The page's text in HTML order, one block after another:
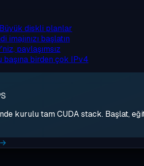
Büyük diskli planlar
imajınızı başlatın
paylaşımsız
başına birden çok IPv4
kurulu tam CUDA stack. Başlat,